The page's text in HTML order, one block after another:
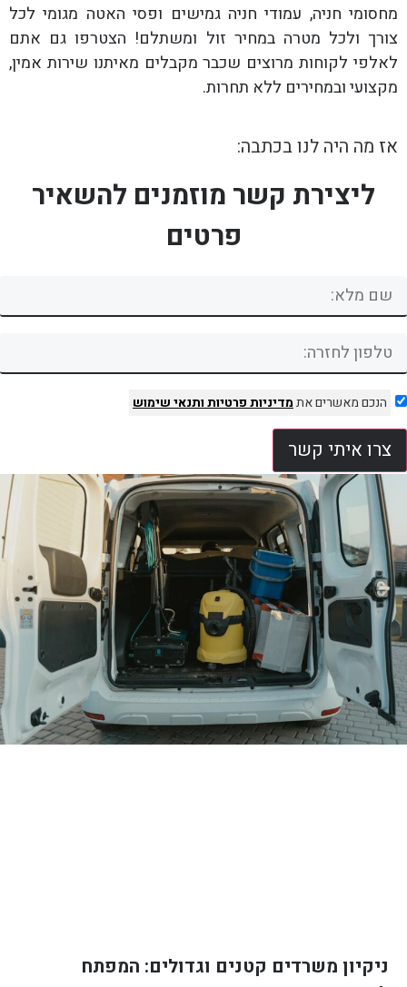
מחסומי חניה, עמודי חניה גמישים ופסי האטה מגומי לכל
צורך ולכל מטרה במחיר זול ומשתלם! הצטרפו גם אתם
לאלפי לקוחות מרוצים שכבר מקבלים מאיתנו שירות אמין,
מקצועי ובמחירים ללא תחרות.
אז מה היה לנו בכתבה:
ליצירת קשר מוזמנים להשאיר
פרטים
הנכם מאשרים אתמדיניות פרטיותותנאי שימוש
צרו איתי קשר
ניקיון משרדים קטנים וגדולים: המפתח